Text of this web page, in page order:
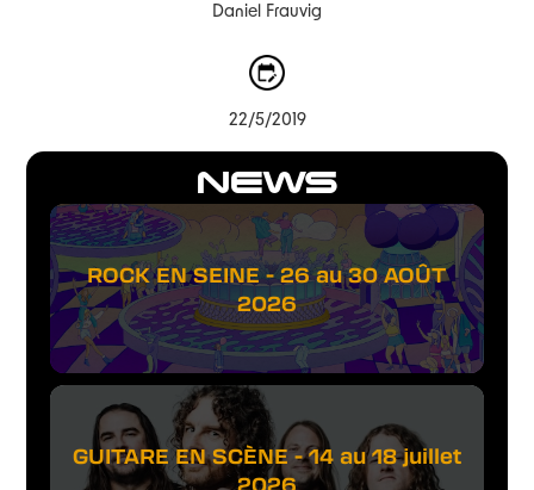
NEWS
ROCK EN SEINE - 26 au 30 AOÛT
2026
GUITARE EN SCÈNE - 14 au 18 juillet
Daniel Frauvig
22/5/2019